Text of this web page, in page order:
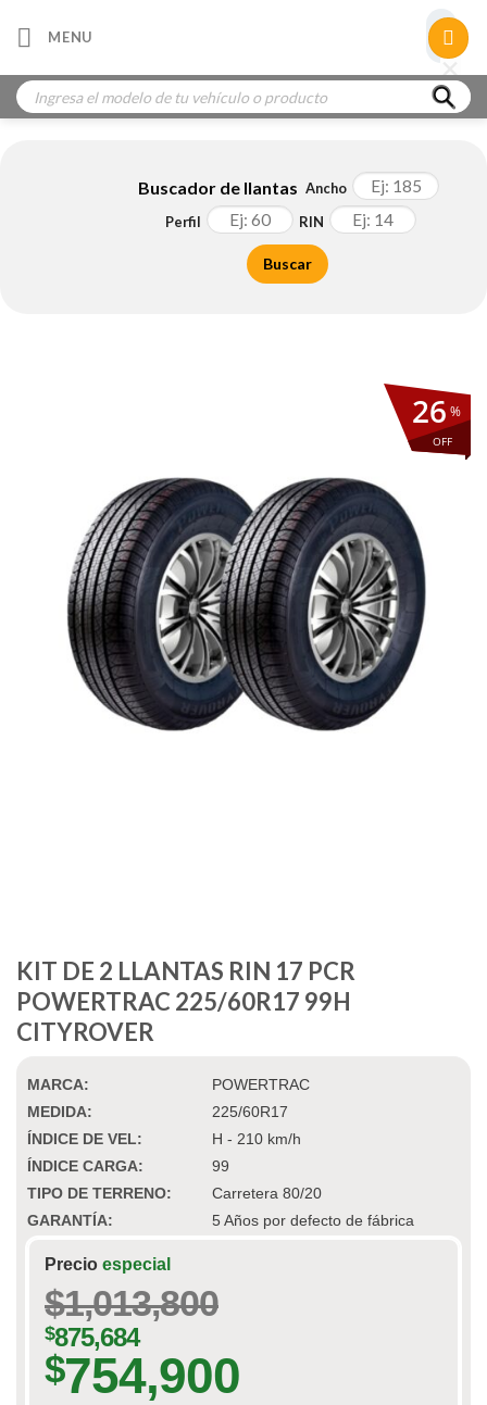
MENU
Búsqueda
de
productos
Buscador de llantas Ancho
Perfil
RIN
Buscar
%
OFF
26
KIT DE 2 LLANTAS RIN 17 PCR
POWERTRAC 225/60R17 99H
CITYROVER
MARCA:
POWERTRAC
MEDIDA:
225/60R17
ÍNDICE DE VEL:
H - 210 km/h
ÍNDICE CARGA:
99
TIPO DE TERRENO:
Carretera 80/20
GARANTÍA:
5 Años por defecto de fábrica
Precio especial
$1,013,800
$875,684
$754,900
×
×
×